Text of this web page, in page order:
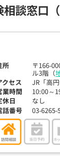
談窓口
所 〒166-
ル3階（
クセス
JR「高
業時間
10:00～
休日
なし
話番号
03-6265-